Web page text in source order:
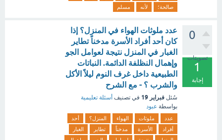
صالحة؛
لأنه مسلم
0
تصويتات
1
إجابة
عدد ملوثات الهواء في المنزل؟ إذا
كان أحد أفراد الأسرة مدخناً تطاير
الغبار في المنزل نتيجة لعوامل الجو
وإهمال النظلفة الدائمة. النباتات
الطبيعية داخل غرف النوم ليلاً الأكل
والشرب ؟ - مع الشرح
سُئل فبراير 19 في تصنيف أسئلة تعليمية
بواسطة عبود
عدد ملوثات الهواء المنزل؟
أحد
أفراد
الأسرة مدخناً تطاير
الغبار